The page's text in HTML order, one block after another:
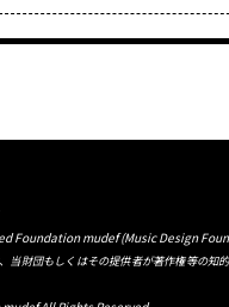
Foundation mudef (Music Design
財団もしくはその提供者が著作権等の知